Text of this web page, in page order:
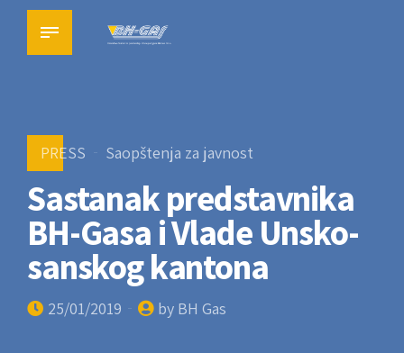
PRESS Saopštenja za javnost
Sastanak predstavnika
BH-Gasa i Vlade Unsko-
sanskog kantona
25/01/2019 by BH Gas